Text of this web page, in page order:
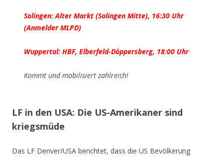
Solingen: Alter Markt (Solingen Mitte), 16:30 Uhr
(Anmelder MLPD)
Wuppertal: HBF, Elberfeld-Döppersberg, 18:00 Uhr
Kommt und mobilisiert zahlreich!
LF in den USA: Die US-Amerikaner sind
kriegsmüde
Das LF Denver/USA berichtet, dass die US Bevölkerung